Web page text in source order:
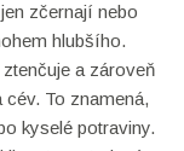
zčernají nebo
hlubšího.
a zároveň
cév. To znamená,
kyselé potraviny.